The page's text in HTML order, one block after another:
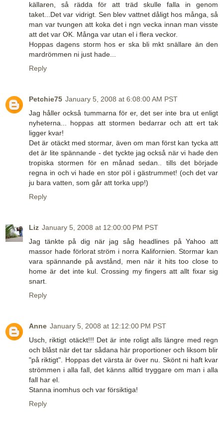
källaren, så rädda för att träd skulle falla in genom
taket...Det var vidrigt. Sen blev vattnet dåligt hos många, så
man var tvungen att koka det i ngn vecka innan man visste
att det var OK. Många var utan el i flera veckor.
Hoppas dagens storm hos er ska bli mkt snällare än den
mardrömmen ni just hade...
Reply
Petchie75 January 5, 2008 at 6:08:00 AM PST
Jag håller också tummarna för er, det ser inte bra ut enligt
nyheterna... hoppas att stormen bedarrar och att ert tak
ligger kvar!
Det är otäckt med stormar, även om man först kan tycka att
det är lite spännande - det tyckte jag också när vi hade den
tropiska stormen för en månad sedan.. tills det började
regna in och vi hade en stor pöl i gästrummet! (och det var
ju bara vatten, som går att torka upp!)
Reply
Liz January 5, 2008 at 12:00:00 PM PST
Jag tänkte på dig när jag såg headlines på Yahoo att
massor hade förlorat ström i norra Kalifornien. Stormar kan
vara spännande på avstånd, men när it hits too close to
home är det inte kul. Crossing my fingers att allt fixar sig
snart.
Reply
Anne January 5, 2008 at 12:12:00 PM PST
Usch, riktigt otäckt!!! Det är inte roligt alls längre med regn
och blåst när det tar sådana här proportioner och liksom blir
"på riktigt". Hoppas det värsta är över nu. Skönt ni haft kvar
strömmen i alla fall, det känns alltid tryggare om man i alla
fall har el.
Stanna inomhus och var försiktiga!
Reply